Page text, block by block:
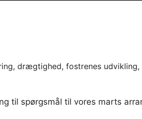
drægtighed, fostrenes
til spørgsmål til vores marts